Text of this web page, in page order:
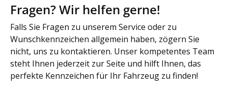
Fragen? Wir helfen gerne!
Falls Sie Fragen zu unserem Service oder zu
Wunschkennzeichen allgemein haben, zögern Sie
nicht, uns zu kontaktieren. Unser kompetentes Team
steht Ihnen jederzeit zur Seite und hilft Ihnen, das
perfekte Kennzeichen für Ihr Fahrzeug zu finden!